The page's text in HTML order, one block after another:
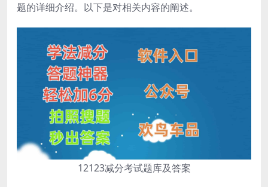
题的详细介绍。以下是对相关内容的阐述。
12123减分考试题库及答案